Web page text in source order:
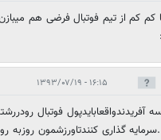
کم کم از تیم فوتبال فرضی هم
۱۶:۱۵ - ۱۳۹۳/۰۷/۱۹
آفریدندواقعابایدپول فوتبال
گذاری کنندتاورزشمون روزبه